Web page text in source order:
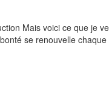
Mais voici ce que je
se renouvelle